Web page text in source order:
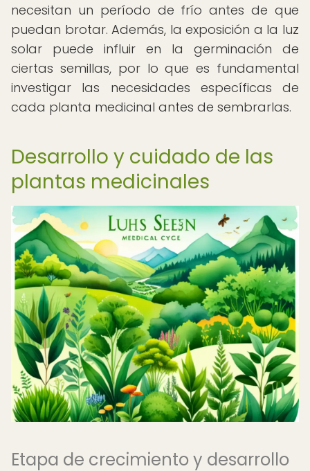
necesitan un período de frío antes de que
puedan brotar. Además, la exposición a la luz
solar puede influir en la germinación de
ciertas semillas, por lo que es fundamental
investigar las necesidades específicas de
cada planta medicinal antes de sembrarlas.
Desarrollo y cuidado de las
plantas medicinales
Etapa de crecimiento y desarrollo